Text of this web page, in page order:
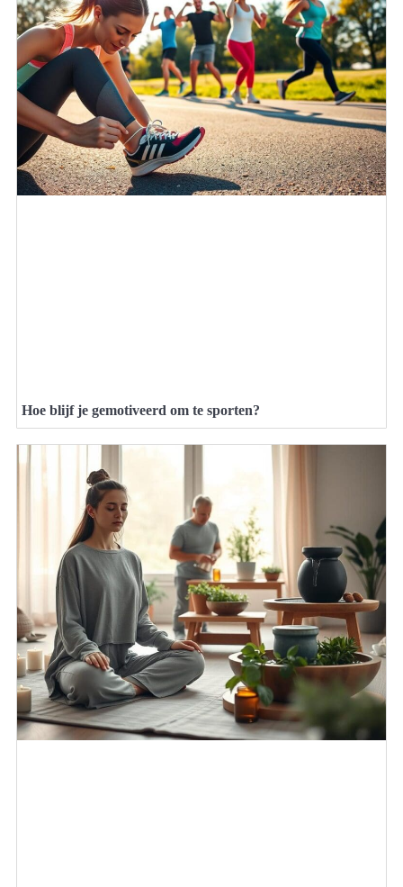
Hoe blijf je gemotiveerd om te sporten?